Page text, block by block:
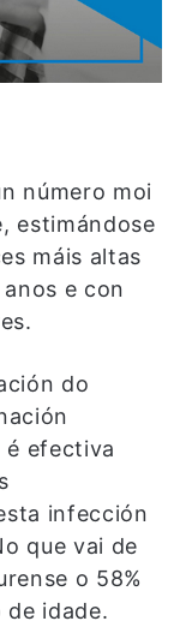
número moi
estimándose
máis altas
e con
do
efectiva
infección
que vai de
o 58%
de idade.